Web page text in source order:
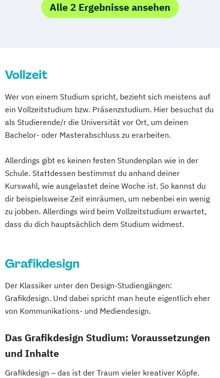
Alle 2 Ergebnisse ansehen
Vollzeit
Wer von einem Studium spricht, bezieht sich meistens auf
ein Vollzeitstudium bzw. Präsenzstudium. Hier besuchst du
als Studierende/r die Universität vor Ort, um deinen
Bachelor- oder Masterabschluss zu erarbeiten.
Allerdings gibt es keinen festen Stundenplan wie in der
Schule. Stattdessen bestimmst du anhand deiner
Kurswahl, wie ausgelastet deine Woche ist. So kannst du
dir beispielsweise Zeit einräumen, um nebenbei ein wenig
zu jobben. Allerdings wird beim Vollzeitstudium erwartet,
dass du dich hauptsächlich dem Studium widmest.
Grafikdesign
Der Klassiker unter den Design-Studiengängen:
Grafikdesign. Und dabei spricht man heute eigentlich eher
von Kommunikations- und Mediendesign.
Das Grafikdesign Studium: Voraussetzungen
und Inhalte
Grafikdesign – das ist der Traum vieler kreativer Köpfe.